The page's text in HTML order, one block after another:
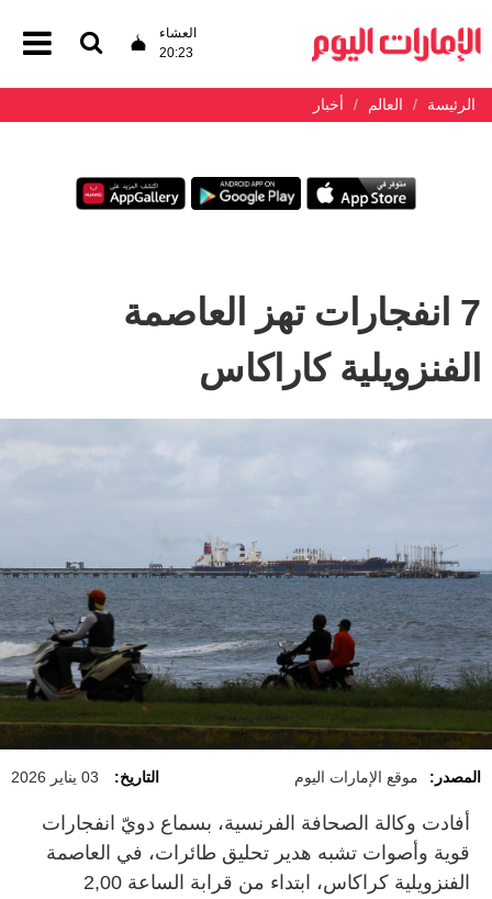
العشاء
20:23
الرئيسة العالم أخبار
7 انفجارات تهز العاصمة
الفنزويلية كاراكاس
المصدر: موقع الإمارات اليوم التاريخ: 03 يناير 2026
أفادت وكالة الصحافة الفرنسية، بسماع دويّ انفجارات
قوية وأصوات تشبه هدير تحليق طائرات، في العاصمة
الفنزويلية كراكاس، ابتداء من قرابة الساعة 2,00